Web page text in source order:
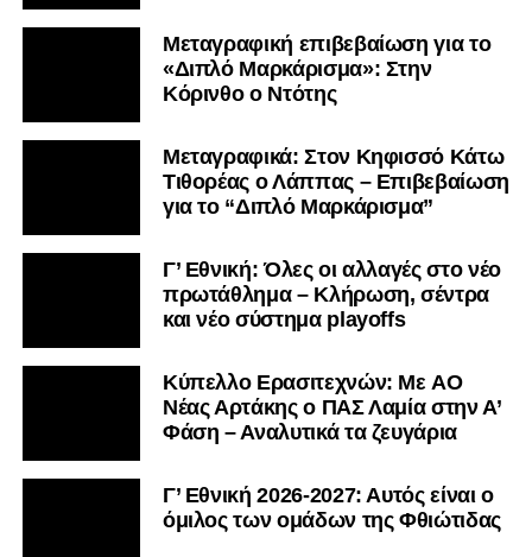
Μεταγραφική επιβεβαίωση για το
«Διπλό Μαρκάρισμα»: Στην
Κόρινθο ο Ντότης
Μεταγραφικά: Στον Κηφισσό Κάτω
Τιθορέας ο Λάππας – Επιβεβαίωση
για το “Διπλό Μαρκάρισμα”
Γ’ Εθνική: Όλες οι αλλαγές στο νέο
πρωτάθλημα – Κλήρωση, σέντρα
και νέο σύστημα playoffs
Kύπελλο Ερασιτεχνών: Με AO
Nέας Αρτάκης ο ΠΑΣ Λαμία στην Α’
Φάση – Αναλυτικά τα ζευγάρια
Γ’ Εθνική 2026-2027: Αυτός είναι ο
όμιλος των ομάδων της Φθιώτιδας